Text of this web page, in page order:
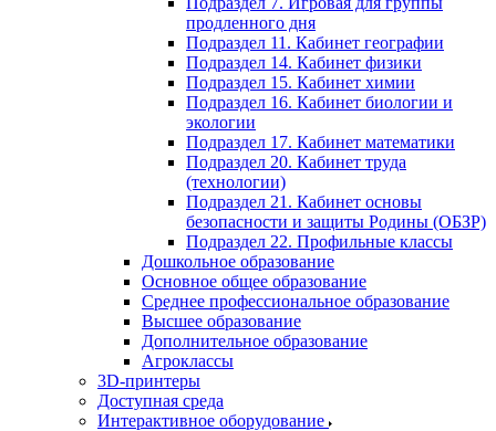
продленного дня
Подраздел 11. Кабинет географии
Подраздел 14. Кабинет физики
Подраздел 15. Кабинет химии
Подраздел 16. Кабинет биологии и
экологии
Подраздел 17. Кабинет математики
Подраздел 20. Кабинет труда
(технологии)
Подраздел 21. Кабинет основы
безопасности и защиты Родины (ОБЗР)
Подраздел 22. Профильные классы
Дошкольное образование
Основное общее образование
Среднее профессиональное образование
Высшее образование
Дополнительное образование
Агроклассы
3D-принтеры
Доступная среда
Интерактивное оборудование